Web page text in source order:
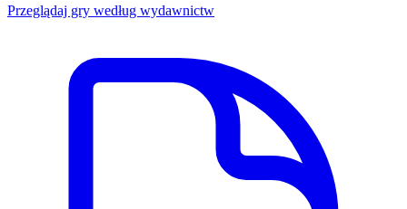
Przeglądaj gry według wydawnictw